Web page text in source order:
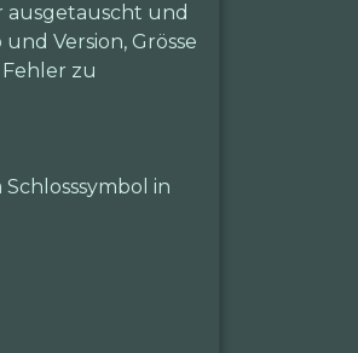
ausgetauscht und
Version, Grösse
zu
in